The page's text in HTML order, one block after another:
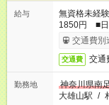
給与
無資格未経
1850円 ■日
交通費別
交通費 交通
勤務地
神奈川県南
大雄山駅 /